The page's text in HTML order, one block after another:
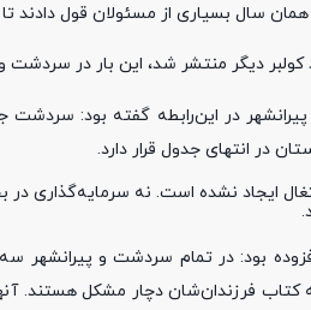
سال بسیاری از مسئولان قول دادند تا
دیگر منتشر شد، این بار در سردشت
در این‌رابطه گفته بود:
در انتهای جدول قرار دارد.
بود: در تمام سردشت و پیرانشهر
کتاب فرزندان‌شان دچار مشکل